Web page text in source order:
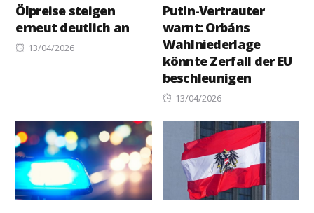
Ölpreise steigen
erneut deutlich an
Posted
13/04/2026
Putin-Vertrauter
warnt: Orbáns
Wahlniederlage
könnte Zerfall der EU
beschleunigen
Posted
13/04/2026